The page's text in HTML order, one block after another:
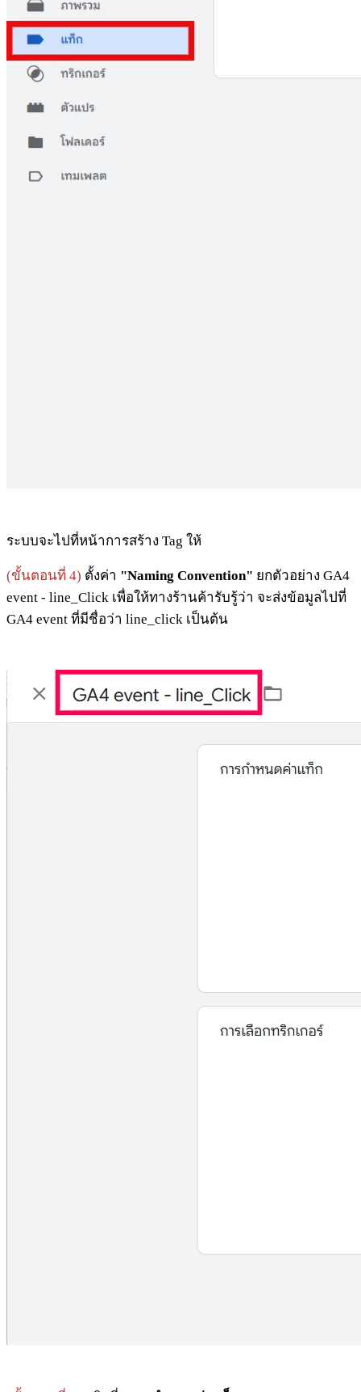
ระบบจะไปที่หน้าการสร้าง Tag ให้
(ขั้นตอนที่ 4) ตั้งค่า "Naming Convention" ยกตัวอย่าง GA4
event - line_Click เพื่อให้ทางร้านค้ารับรู้ว่า จะส่งข้อมูลไปที่
GA4 event ที่มีชื่อว่า line_click เป็นต้น